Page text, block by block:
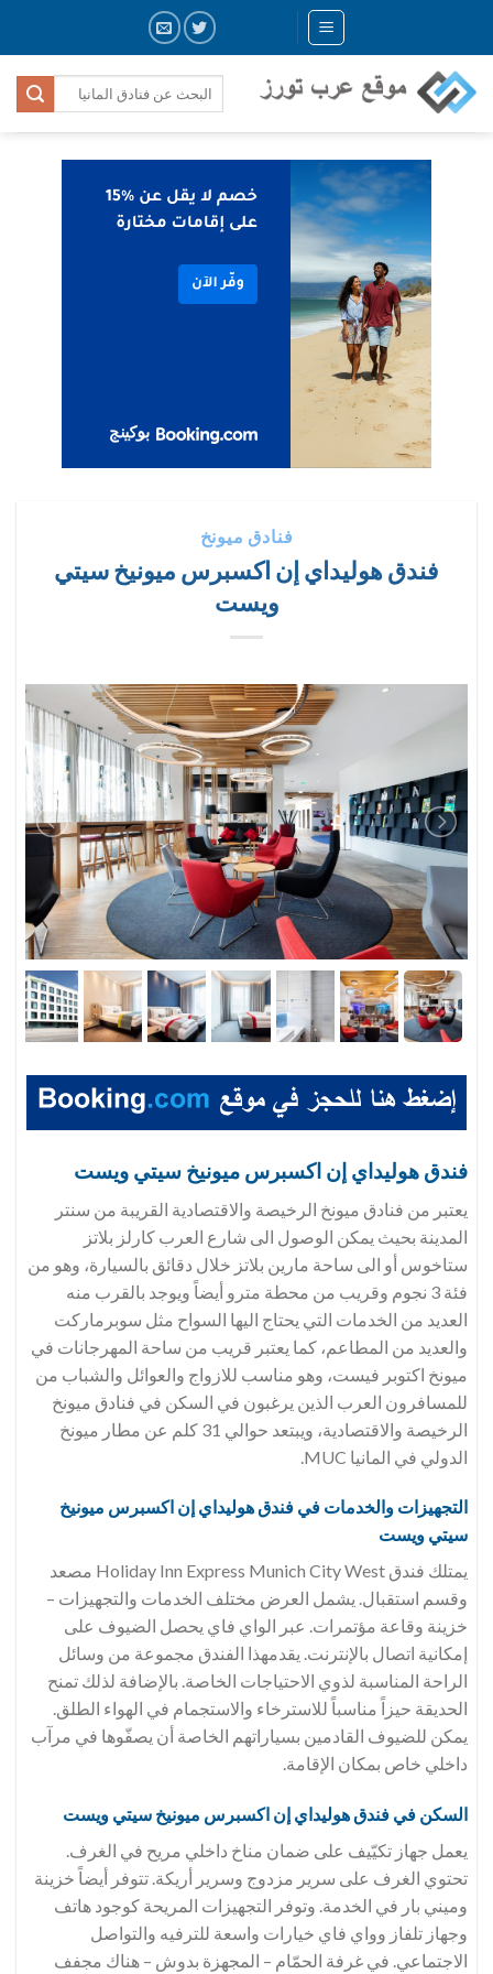
content
فنادق ميونخ
فندق هوليداي إن اكسبرس ميونيخ سيتي
ويست
فندق هوليداي إن اكسبرس ميونيخ سيتي ويست
يعتبر من فنادق ميونخ الرخيصة والاقتصادية القريبة من سنتر
المدينة بحيث يمكن الوصول الى شارع العرب كارلز بلاتز
ستاخوس أو الى ساحة مارين بلاتز خلال دقائق بالسيارة، وهو من
فئة 3 نجوم وقريب من محطة مترو أيضاً ويوجد بالقرب منه
العديد من الخدمات التي يحتاج اليها السواح مثل سوبرماركت
والعديد من المطاعم، كما يعتبر قريب من ساحة المهرجانات في
ميونخ اكتوبر فيست، وهو مناسب للازواج والعوائل والشباب من
للمسافرون العرب الذين يرغبون في السكن في فنادق ميونخ
الرخيصة والاقتصادية، ويبتعد حوالي 31 كلم عن مطار ميونخ
الدولي في المانيا MUC.
التجهيزات والخدمات في فندق هوليداي إن اكسبرس ميونيخ
سيتي ويست
يمتلك فندق Holiday Inn Express Munich City West مصعد
وقسم استقبال. يشمل العرض مختلف الخدمات والتجهيزات –
خزينة وقاعة مؤتمرات. عبر الواي فاي يحصل الضيوف على
إمكانية اتصال بالإنترنت. يقدمهذا الفندق مجموعة من وسائل
الراحة المناسبة لذوي الاحتياجات الخاصة. بالإضافة لذلك تمنح
الحديقة حيزاً مناسباً للاسترخاء والاستجمام في الهواء الطلق.
يمكن للضيوف القادمين بسياراتهم الخاصة أن يصفّوها في مرآب
داخلي خاص بمكان الإقامة.
السكن في فندق هوليداي إن اكسبرس ميونيخ سيتي ويست
يعمل جهاز تكيّيف على ضمان مناخ داخلي مريح في الغرف.
تحتوي الغرف على سرير مزدوج وسرير أريكة. تتوفر أيضاً خزينة
وميني بار في الخدمة. وتوفر التجهيزات المريحة كوجود هاتف
وجهاز تلفاز وواي فاي خيارات واسعة للترفيه والتواصل
الاجتماعي. في غرفة الحمّام – المجهزة بدوش – هناك مجفف